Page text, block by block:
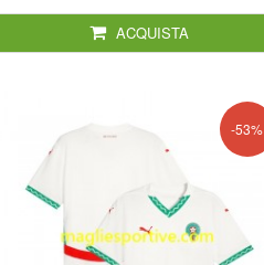
ACQUISTA
-53%